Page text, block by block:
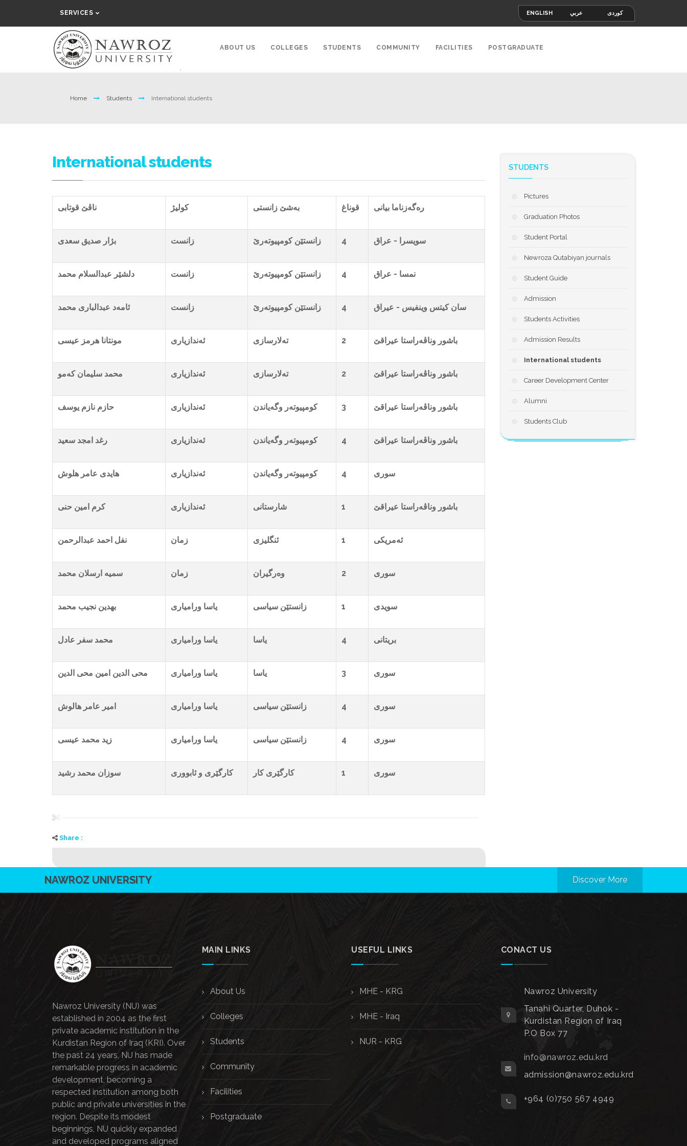
SERVICES ENGLISH عربي کوردی
ABOUT US COLLEGES STUDENTS COMMUNITY FACILITIES POSTGRADUATE
Home Students International students
International students
ناڤێ قوتابی کولیژ بەشێ زانستی قوناغ رەگەزناما بیانی
بژار صدیق سعدی زانست زانستێن کومپیوتەرێ 4 سویسرا - عراق
دلشێر عبدالسلام محمد زانست زانستێن کومپیوتەرێ 4 نمسا - عراق
ئامەد عبدالباری محمد زانست زانستێن کومپیوتەرێ 4 سان کیتس وینفیس - عیراق
مونتانا هرمز عیسى ئەندازیاری تەلارسازی 2 باشور وناڤەراستا عیراقێ
محمد سلیمان کەمو ئەندازیاری تەلارسازی 2 باشور وناڤەراستا عیراقێ
حازم نازم یوسف ئەندازیاری کومپیوتەر وگەیاندن 3 باشور وناڤەراستا عیراقێ
رغد امجد سعید ئەندازیاری کومپیوتەر وگەیاندن 4 باشور وناڤەراستا عیراقێ
هایدی عامر هلوش ئەندازیاری کومپیوتەر وگەیاندن 4 سوری
کرم امین حنی ئەندازیاری شارستانی 1 باشور وناڤەراستا عیراقێ
نفل احمد عبدالرحمن زمان ئنگلیزی 1 ئەمریکی
سمیە ارسلان محمد زمان وەرگیران 2 سوری
بهدین نجیب محمد یاسا ورامیاری زانستێن سیاسی 1 سویدی
محمد سفر عادل یاسا ورامیاری یاسا 4 بریتانی
محی الدین امین محی الدین یاسا ورامیاری یاسا 3 سوری
امیر عامر هالوش یاسا ورامیاری زانستێن سیاسی 4 سوری
زید محمد عیسى یاسا ورامیاری زانستێن سیاسی 4 سوری
سوزان محمد رشید کارگێری و ئابووری کارگێری کار 1 سوری
Share :
STUDENTS
Pictures
Graduation Photos
Student Portal
Newroza Qutabiyan journals
Student Guide
Admission
Students Activities
Admission Results
International students
Career Development Center
Alumni
Students Club
NAWROZ UNIVERSITY Discover More
Nawroz University (NU) was
established in 2004 as the first
private academic institution in the
Kurdistan Region of Iraq (KRI). Over
the past 24 years, NU has made
remarkable progress in academic
development, becoming a
respected institution among both
public and private universities in the
region. Despite its modest
beginnings, NU quickly expanded
and developed programs aligned
MAIN LINKS
About Us
Colleges
Students
Community
Facilities
Postgraduate
USEFUL LINKS
MHE - KRG
MHE - Iraq
NUR - KRG
CONACT US
Nawroz University
Tanahi Quarter, Duhok -
Kurdistan Region of Iraq
P.O Box 77
info@nawroz.edu.krd
admission@nawroz.edu.krd
+964 (0)750 567 4949